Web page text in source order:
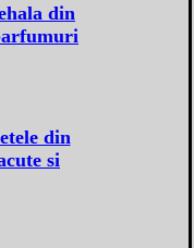
din
din
si